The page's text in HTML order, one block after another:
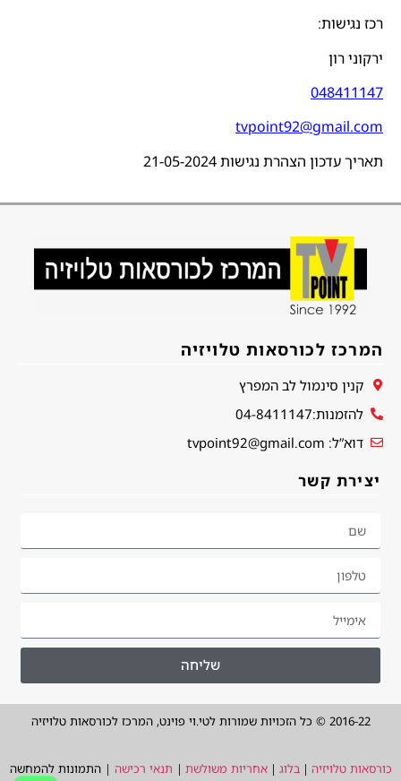
רכז נגישות:
ירקוני רון
048411147
tvpoint92@gmail.com
תאריך עדכון הצהרת נגישות 21-05-2024
המרכז לכורסאות טלויזיה
קנין סינמול לב המפרץ
להזמנות:04-8411147
דוא”ל: tvpoint92@gmail.com
יצירת קשר
שליחה
2016-22 © כל הזכויות שמורות לטי.וי פוינט, המרכז לכורסאות טלויזיה
כורסאות טלויזיה |בלוג |אחריות משולשת | תנאי רכישה | התמונות להמחשה